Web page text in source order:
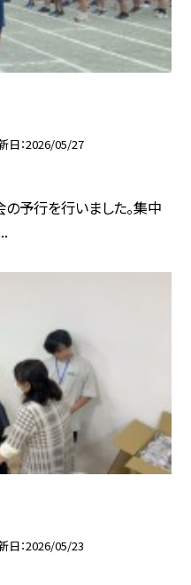
日 2026/05/27
予行を行いました。集中
日 2026/05/23